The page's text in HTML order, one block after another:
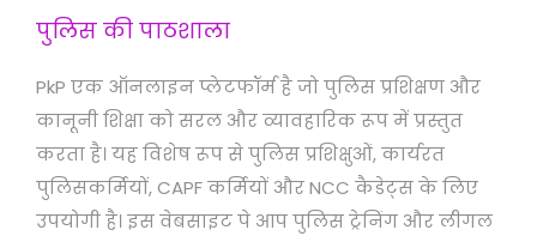
पुलिस की पाठशाला
PkP एक ऑनलाइन प्लेटफॉर्म है जो पुलिस प्रशिक्षण और
कानूनी शिक्षा को सरल और व्यावहारिक रूप में प्रस्तुत
करता है। यह विशेष रूप से पुलिस प्रशिक्षुओं, कार्यरत
पुलिसकर्मियों, CAPF कर्मियों और NCC कैडेट्स के लिए
उपयोगी है। इस वेबसाइट पे आप पुलिस ट्रेनिंग और लीगल